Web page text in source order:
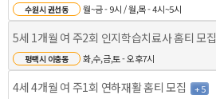
수원시 권선동 월~금 - 9시 / 월,목 - 4시~5시
5세 1개월 여 주2회 인지학습치료사 홈티 모집
평택시 이충동 화,수,금,토 - 오후7시
4세 4개월 여 주1회 연하재활 홈티 모집 + 5